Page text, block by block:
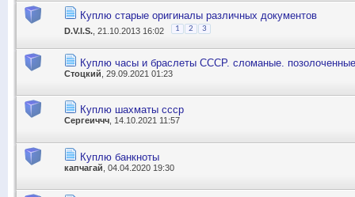
Куплю старые оригиналы различных документов
D.V.I.S. , 21.10.2013 16:02 1 2 3
Куплю часы и браслеты СССР. сломаные.
Стоцкий , 29.09.2021 01:23
Куплю шахматы ссср
Сергеиччч , 14.10.2021 11:57
Куплю банкноты
капчагай , 04.04.2020 19:30